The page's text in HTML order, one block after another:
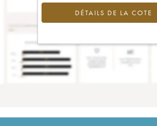
DÉTAILS DE LA COTE